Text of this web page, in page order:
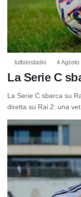
tuttolostadio 4 Agosto
La Serie C
La Serie C sbarca su
diretta su Rai 2: una